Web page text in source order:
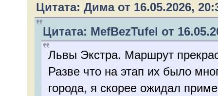
Цитата: Дима от 16.05.2026,
Цитата: MefBezTufel от
Львы Экстра. Маршрут
Разве что на этап их было
города, я скорее ожидал